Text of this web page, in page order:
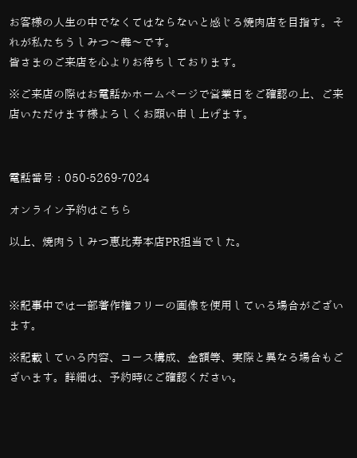
お客様の人生の中でなくてはならないと感じる焼肉店を目指す。そ
れが私たちうしみつ～犇～です。
皆さまのご来店を心よりお待ちしております。
※ご来店の際はお電話かホームページで営業日をご確認の上、ご来
店いただけます様よろしくお願い申し上げます。
電話番号： 050-5269-7024
オンライン予約は こちら
以上、焼肉うしみつ恵比寿本店PR担当でした。
※記事中では一部著作権フリーの画像を使用している場合がござい
ます。
※記載している内容、コース構成、金額等、実際と異なる場合もご
ざいます。詳細は、予約時にご確認ください。